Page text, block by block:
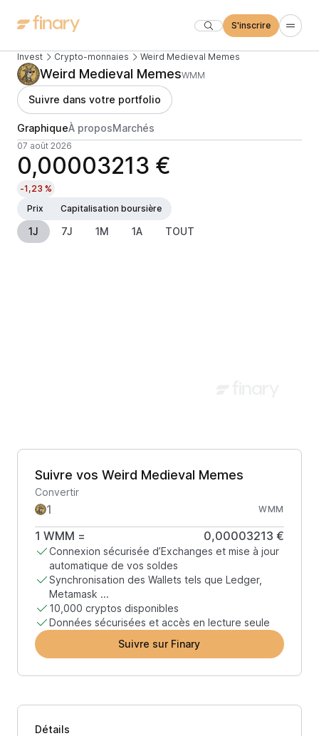
S'inscrire
Invest Crypto-monnaies Weird Medieval Memes
Weird Medieval MemesWMM
Suivre dans votre portfolio
GraphiqueÀ proposMarchés
07 août 2026
0,00003213 €
-1,23 %
Prix
Capitalisation boursière
1J 7J 1M 1A TOUT
Suivre vos Weird Medieval Memes
Convertir
WMM
1 WMM = 0,00003213 €
Connexion sécurisée d’Exchanges et mise à jour
automatique de vos soldes
Synchronisation des Wallets tels que Ledger,
Metamask ...
10,000 cryptos disponibles
Données sécurisées et accès en lecture seule
Suivre sur Finary
Détails